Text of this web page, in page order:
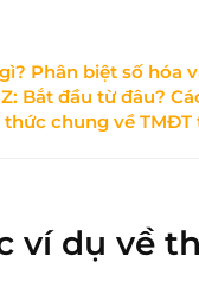
Phân biệt số hóa
Bắt đầu từ đâu?
chung về TMĐT
ví dụ về